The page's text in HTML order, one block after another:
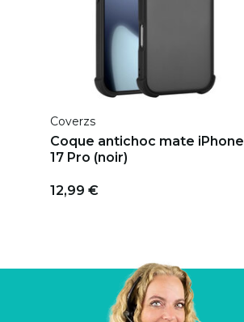
Coverzs
Coque antichoc mate iPhone
17 Pro (noir)
12,99 €